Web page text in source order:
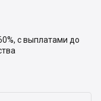
с выплатами до